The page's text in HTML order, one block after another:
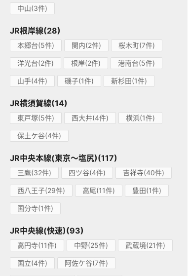
中山(3件)
JR根岸線(28)
本郷台(5件) 関内(2件) 桜木町(7件)
洋光台(2件) 根岸(2件) 港南台(5件)
山手(4件) 磯子(1件) 新杉田(1件)
JR横須賀線(14)
東戸塚(5件) 西大井(4件) 横浜(1件)
保土ケ谷(4件)
JR中央本線(東京～塩尻)(117)
三鷹(32件) 四ツ谷(4件) 吉祥寺(40件)
西八王子(29件) 高尾(11件) 豊田(1件)
国分寺(1件)
JR中央線(快速)(93)
高円寺(11件) 中野(25件) 武蔵境(21件)
国立(4件) 阿佐ケ谷(7件)